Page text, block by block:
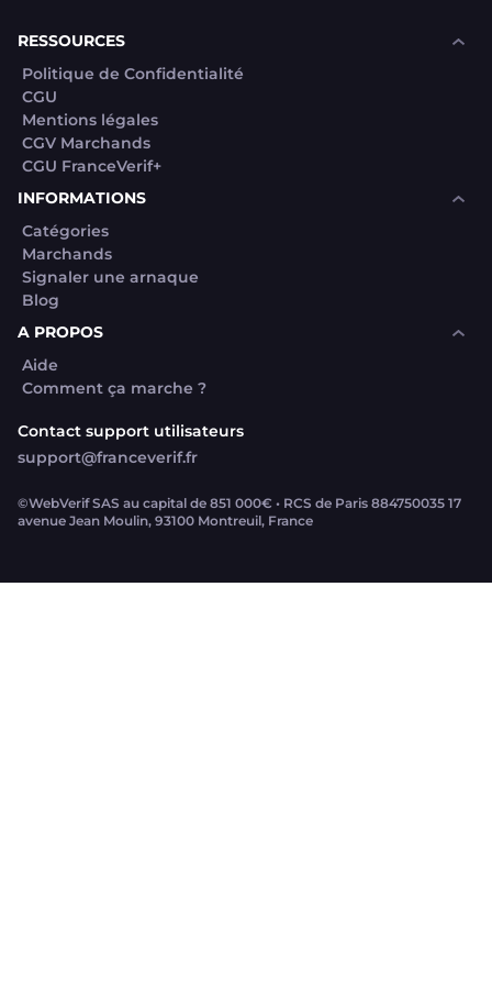
elles sont bloquées en attente. C'est un leurre.
RESSOURCES
Politique de Confidentialité
CGU
Mentions légales
CGV Marchands
CGU FranceVerif+
INFORMATIONS
Catégories
Marchands
Signaler une arnaque
Blog
A PROPOS
Aide
Comment ça marche ?
Contact support utilisateurs
support@franceverif.fr
©WebVerif SAS au capital de 851 000€ • RCS de Paris 884750035 17
avenue Jean Moulin, 93100 Montreuil, France